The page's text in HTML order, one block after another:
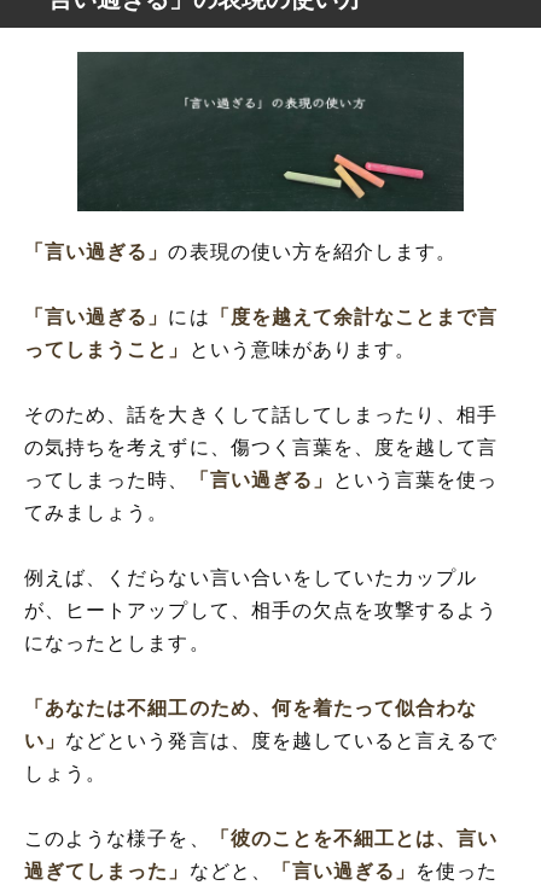
「言い過ぎる」の表現の使い方を紹介します。
「言い過ぎる」 には 「度を越えて余計なことまで言
ってしまうこと」
という意味があります。
そのため、話を大きくして話してしまったり、相手
の気持ちを考えずに、傷つく言葉を、度を越して言
ってしまった時、
「言い過ぎる」
という言葉を使っ
てみましょう。
例えば、くだらない言い合いをしていたカップル
が、ヒートアップして、相手の欠点を攻撃するよう
になったとします。
「あなたは不細工のため、何を着たって似合わな
い」 などという発言は、度を越していると言えるで
しょう。
このような様子を、
「彼のことを不細工とは、言い
過ぎてしまった」 などと、 「言い過ぎる」
を使った